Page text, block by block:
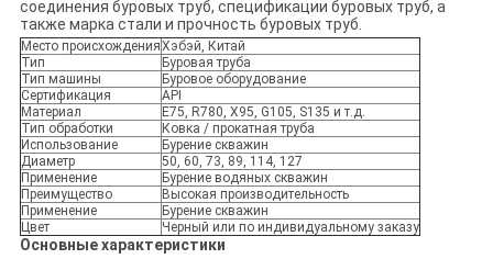
соединения буровых труб, спецификации буровых труб, а
также марка стали и прочность буровых труб.
Место происхожденияХэбэй, Китай
Тип
Буровая труба
Тип машины
Буровое оборудование
Сертификация
API
Материал
E75, R780, X95, G105, S135 и т.д.
Тип обработки
Ковка / прокатная труба
Использование
Бурение скважин
Диаметр
50, 60, 73, 89, 114, 127
Применение
Бурение водяных скважин
Преимущество
Высокая производительность
Применение
Бурение скважин
Цвет
Черный или по индивидуальному заказу
Основные характеристики